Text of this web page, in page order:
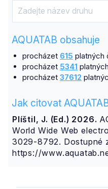
AQUATAB obsahuje
procházet 615 platných
procházet 5341
procházet 37612
Jak citovat
Plíštil, J. (Ed.) 2026.
World Wide Web
3029-8792. Dostupné
https://